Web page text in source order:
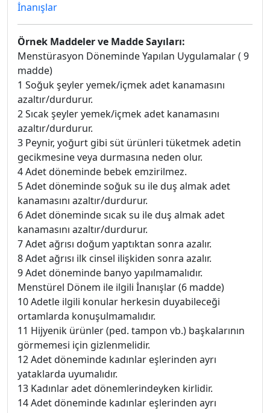
İnanışlar
Örnek Maddeler ve Madde Sayıları:
Menstürasyon Döneminde Yapılan Uygulamalar ( 9
madde)
1 Soğuk şeyler yemek/içmek adet kanamasını
azaltır/durdurur.
2 Sıcak şeyler yemek/içmek adet kanamasını
azaltır/durdurur.
3 Peynir, yoğurt gibi süt ürünleri tüketmek adetin
gecikmesine veya durmasına neden olur.
4 Adet döneminde bebek emzirilmez.
5 Adet döneminde soğuk su ile duş almak adet
kanamasını azaltır/durdurur.
6 Adet döneminde sıcak su ile duş almak adet
kanamasını azaltır/durdurur.
7 Adet ağrısı doğum yaptıktan sonra azalır.
8 Adet ağrısı ilk cinsel ilişkiden sonra azalır.
9 Adet döneminde banyo yapılmamalıdır.
Menstürel Dönem ile ilgili İnanışlar (6 madde)
10 Adetle ilgili konular herkesin duyabileceği
ortamlarda konuşulmamalıdır.
11 Hijyenik ürünler (ped. tampon vb.) başkalarının
görmemesi için gizlenmelidir.
12 Adet döneminde kadınlar eşlerinden ayrı
yataklarda uyumalıdır.
13 Kadınlar adet dönemlerindeyken kirlidir.
14 Adet döneminde kadınlar eşlerinden ayrı